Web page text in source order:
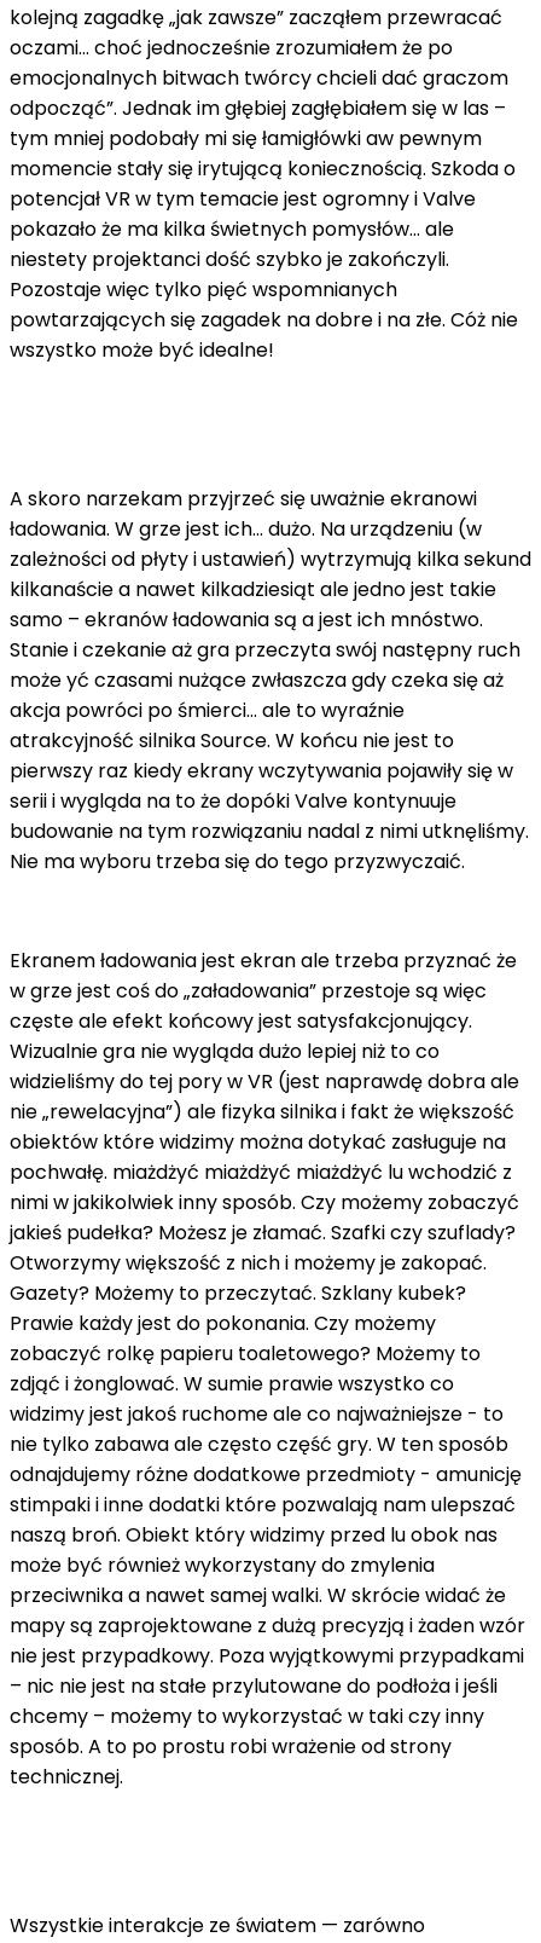
kolejną zagadkę „jak zawsze” zacząłem przewracać
oczami… choć jednocześnie zrozumiałem że po
emocjonalnych bitwach twórcy chcieli dać graczom
odpocząć”. Jednak im głębiej zagłębiałem się w las –
tym mniej podobały mi się łamigłówki aw pewnym
momencie stały się irytującą koniecznością. Szkoda o
potencjał VR w tym temacie jest ogromny i Valve
pokazało że ma kilka świetnych pomysłów… ale
niestety projektanci dość szybko je zakończyli.
Pozostaje więc tylko pięć wspomnianych
powtarzających się zagadek na dobre i na złe. Cóż nie
wszystko może być idealne!
A skoro narzekam przyjrzeć się uważnie ekranowi
ładowania. W grze jest ich… dużo. Na urządzeniu (w
zależności od płyty i ustawień) wytrzymują kilka sekund
kilkanaście a nawet kilkadziesiąt ale jedno jest takie
samo – ekranów ładowania są a jest ich mnóstwo.
Stanie i czekanie aż gra przeczyta swój następny ruch
może yć czasami nużące zwłaszcza gdy czeka się aż
akcja powróci po śmierci… ale to wyraźnie
atrakcyjność silnika Source. W końcu nie jest to
pierwszy raz kiedy ekrany wczytywania pojawiły się w
serii i wygląda na to że dopóki Valve kontynuuje
budowanie na tym rozwiązaniu nadal z nimi utknęliśmy.
Nie ma wyboru trzeba się do tego przyzwyczaić.
Ekranem ładowania jest ekran ale trzeba przyznać że
w grze jest coś do „załadowania” przestoje są więc
częste ale efekt końcowy jest satysfakcjonujący.
Wizualnie gra nie wygląda dużo lepiej niż to co
widzieliśmy do tej pory w VR (jest naprawdę dobra ale
nie „rewelacyjna”) ale fizyka silnika i fakt że większość
obiektów które widzimy można dotykać zasługuje na
pochwałę. miażdżyć miażdżyć miażdżyć lu wchodzić z
nimi w jakikolwiek inny sposób. Czy możemy zobaczyć
jakieś pudełka? Możesz je złamać. Szafki czy szuflady?
Otworzymy większość z nich i możemy je zakopać.
Gazety? Możemy to przeczytać. Szklany kubek?
Prawie każdy jest do pokonania. Czy możemy
zobaczyć rolkę papieru toaletowego? Możemy to
zdjąć i żonglować. W sumie prawie wszystko co
widzimy jest jakoś ruchome ale co najważniejsze - to
nie tylko zabawa ale często część gry. W ten sposób
odnajdujemy różne dodatkowe przedmioty - amunicję
stimpaki i inne dodatki które pozwalają nam ulepszać
naszą broń. Obiekt który widzimy przed lu obok nas
może być również wykorzystany do zmylenia
przeciwnika a nawet samej walki. W skrócie widać że
mapy są zaprojektowane z dużą precyzją i żaden wzór
nie jest przypadkowy. Poza wyjątkowymi przypadkami
– nic nie jest na stałe przylutowane do podłoża i jeśli
chcemy – możemy to wykorzystać w taki czy inny
sposób. A to po prostu robi wrażenie od strony
technicznej.
Wszystkie interakcje ze światem — zarówno